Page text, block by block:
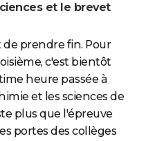
et le brevet
de prendre fin. Pour
c'est bientôt
heure passée à
et les sciences de
plus que l'épreuve
portes des collèges